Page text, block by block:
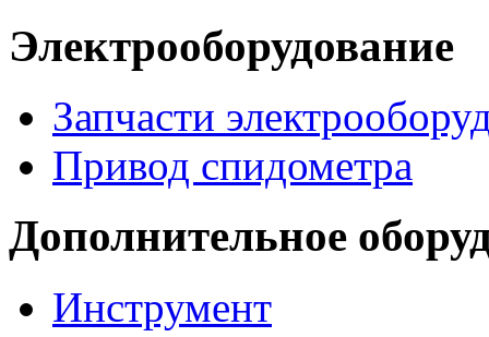
Электрооборудование
Запчасти
Привод спидометра
Дополнительное
Инструмент